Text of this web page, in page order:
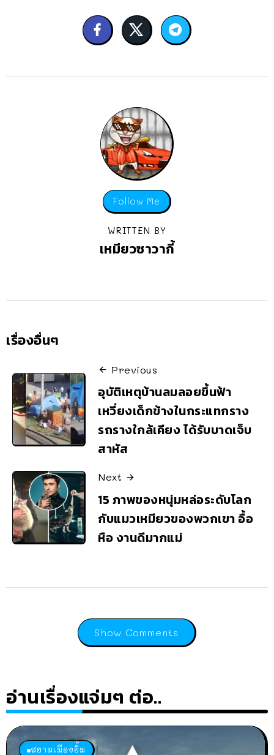
Follow Me
WRITTEN BY
เหมียวซาวากี้
เรื่องอื่นๆ
Previous
อุบัติเหตุบ้านลมลอยขึ้นฟ้า
เหวี่ยงเด็กข้างในกระแทกราง
รถรางใกล้เคียง ได้รับบาดเจ็บ
สาหัส
Next
15 ภาพของหนุ่มหล่อระดับโลก
กับแมวเหมียวของพวกเขา อื้อ
หือ งานดีมากแม่
Show Comments
อ่านเรื่องแจ่มๆ ต่อ..
สยามเมืองยิ้ม